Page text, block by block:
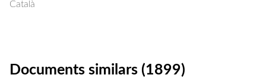
Català
Documents similars (1899)